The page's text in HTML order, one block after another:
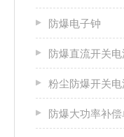
防爆电子钟
防爆直流开关电
粉尘防爆开关电
防爆大功率补偿单